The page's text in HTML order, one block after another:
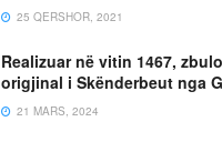
25 QERSHOR, 2021
Realizuar në vitin 1467,
origjinal i Skënderbeut nga
21 MARS, 2024